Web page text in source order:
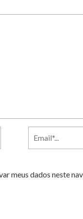
meus dados neste